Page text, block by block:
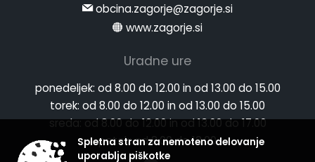
obcina.zagorje@zagorje.si
www.zagorje.si
Uradne ure
ponedeljek: od 8.00 do 12.00 in od 13.00 do 15.00
torek: od 8.00 do 12.00 in od 13.00 do 15.00
sreda:od 8.00 do 12.00 in od 13.00 do 17.00
petek:od 8.00 do 12.00
Spletna stran za nemoteno delovanje
uporablja piškotke